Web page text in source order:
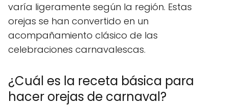
varía ligeramente según la región. Estas
orejas se han convertido en un
acompañamiento clásico de las
celebraciones carnavalescas.
¿Cuál es la receta básica para
hacer orejas de carnaval?